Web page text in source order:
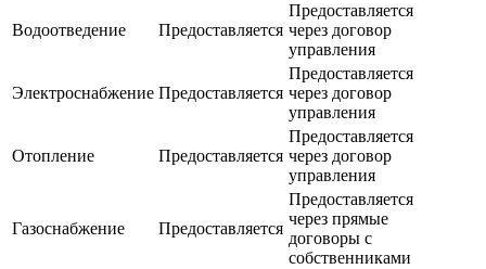
Водоотведение Предоставляется
Предоставляется
через договор
управления
Электроснабжение Предоставляется
Предоставляется
через договор
управления
Отопление Предоставляется
Предоставляется
через договор
управления
Газоснабжение Предоставляется
Предоставляется
через прямые
договоры с
собственниками